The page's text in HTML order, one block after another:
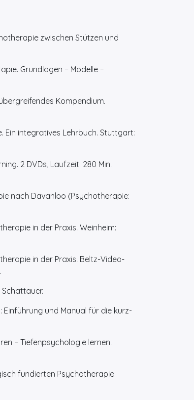
zwischen Stützen und
Grundlagen – Modelle –
Kompendium.
Ein integratives Lehrbuch. Stuttgart:
2 DVDs, Laufzeit: 280 Min.
nach Davanloo (Psychotherapie:
in der Praxis. Weinheim:
in der Praxis. Beltz-Video-
und Manual für die kurz-
– Tiefenpsychologie lernen.
fundierten Psychotherapie